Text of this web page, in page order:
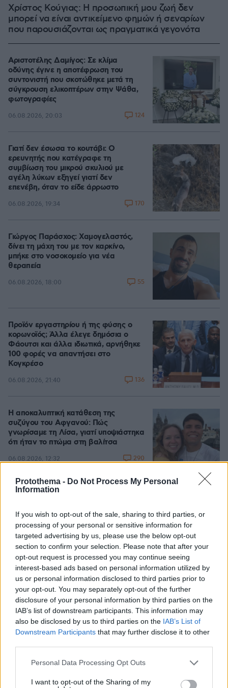
Protothema - Do Not Process My Personal
Information
If you wish to opt-out of the sale, sharing to third parties, or
processing of your personal or sensitive information for
targeted advertising by us, please use the below opt-out
section to confirm your selection. Please note that after your
opt-out request is processed you may continue seeing
interest-based ads based on personal information utilized by
us or personal information disclosed to third parties prior to
your opt-out. You may separately opt-out of the further
disclosure of your personal information by third parties on the
IAB’s list of downstream participants. This information may
also be disclosed by us to third parties on the IAB’s List of
Downstream Participants that may further disclose it to other
Please note that this website/app uses one or more Google
not limited to your visit or usage behaviour. You may click to
Personal Data Processing Opt Outs
I want to opt-out of the Sharing of my
Χρίστος Κούγιας: Η προσωπική μου ζωή δεν
μπορεί να είναι αντικείμενο φημών ή σεναρίων
που παρουσιάζονται ως πραγματικά γεγονότα
Αριστοτέλης Δαμίγος: Σε κλίμα
οδύνης έγινε η αποτέφρωση του
συντονιστή που σκοτώθηκε μετά τη
σύγκρουση ελικοπτέρων στην Ψάθα,
φωτογραφίες
06.08.2026, 20:03 124
Γιατί δεν έσωσα το κουτάβι: Ο
ερευνητής που κατέγραφε τη
συμβίωση του μικρού σκυλιού με
αγέλη λύκων εξηγεί γιατί δεν
επενέβη, όταν το είδε άρρωστο
06.08.2026, 19:34 170
Γιώργος Παράσχος: Χαμογελαστός,
δίνει τη μάχη του με τον καρκίνο,
μπήκε στο νοσοκομείο για νέα
θεραπεία
06.08.2026, 18:00 55
Προϊόν εργαστηρίου ή της φύσης ο
κορωνοϊός; Άλλα έλεγε δημόσια ο
Φάουτσι και άλλα ιδιωτικά, αρνήθηκε
100 φορές να απαντήσει στο
Κογκρέσο
06.08.2026, 21:40 136
Η αποκαλυπτική κατάθεση της
συζύγου του Αφγανού: Πώς
γνωρίσαμε τη Λίσα, γιατί υποψιάστηκα
ότι ήταν το πτώμα στη βαλίτσα
06.08.2026, 12:32 290
ΠΑΓΝΗ ο Βλαδίμηρος Κυριακίδης,
βρέθηκε κοντά στα παιδιά και άκουσε
τις ιστορίες τους
06.08.2026, 17:38 16
Games
Northern Heights